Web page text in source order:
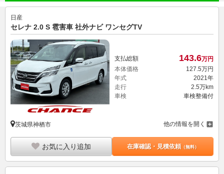
日産
セレナ 2.0 S 雹害車 社外ナビ ワンセグTV
支払総額 143.6万円
本体価格
127. 5万円
年式
2021年
走行
2.5万km
車検
車検整備付
茨城県神栖市 他の情報を開く
お気に入り追加 在庫確認・見積依頼（無料）